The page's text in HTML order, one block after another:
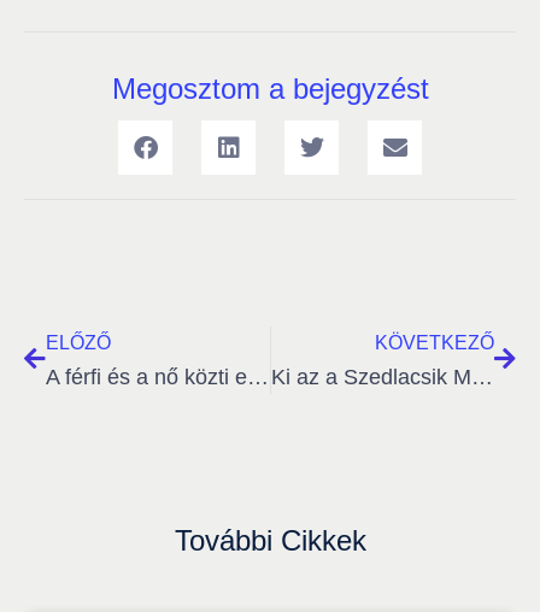
Megosztom a bejegyzést
ELŐZŐ
A férfi és a nő közti egyensúly megteremtése
KÖVETKEZŐ
Ki az a Szedlacsik Miklós?
További Cikkek